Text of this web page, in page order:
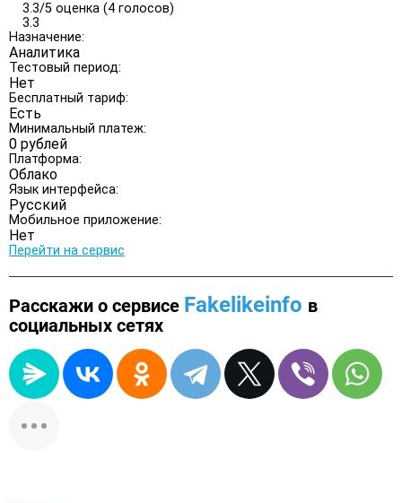
3.3/5 оценка (4 голосов)
3.3
Назначение:
Аналитика
Тестовый период:
Нет
Бесплатный тариф:
Есть
Минимальный платеж:
0 рублей
Платформа:
Облако
Язык интерфейса:
Русский
Мобильное приложение:
Нет
Перейти на сервис
Расскажи о сервисе Fakelikeinfo в
социальных сетях